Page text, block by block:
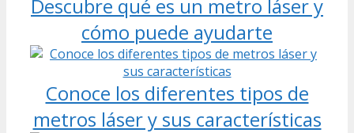
Descubre qué es un metro láser y
cómo puede ayudarte
Conoce los diferentes tipos de
metros láser y sus características